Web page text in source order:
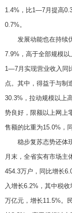
1.4%，比1—7月提高
0.7%。
发展动能也在持续优
7.9%，高于全部规模以
1—7月实现营业收入同
点。其中，得益于与制
30.3%，拉动规模以上
势良好，限额以上网上
售额的比重为15.0%，
稳步复苏态势还体现
月末，全省实有市场主
454.3万户，同比增长
入增长6.2%，其中税
万亿元，增长11.5%。